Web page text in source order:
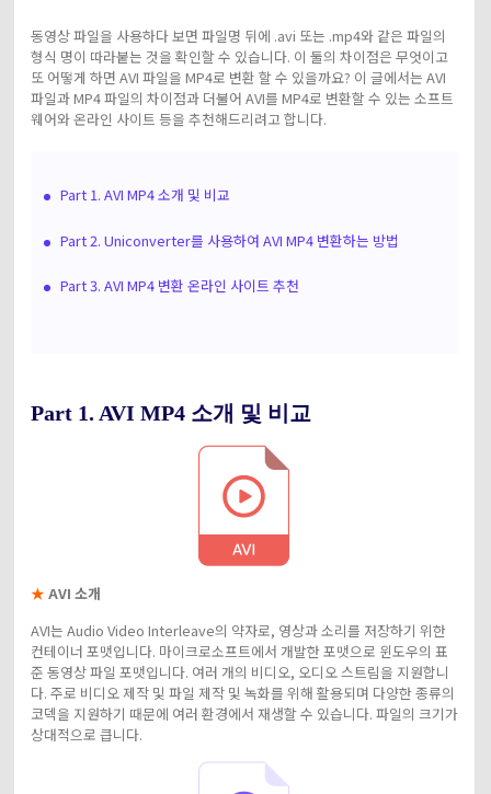
소셜 미디어 사용자
크리에이티브 디자인
더 많은 솔루션 알아보기
UniConverter 각 버전의 최신 업데이트 정보를 알아보세요.
동영상 파일을 사용하다 보면 파일명 뒤에 .avi 또는 .mp4와 같은 파일의
형식 명이 따라붙는 것을 확인할 수 있습니다. 이 둘의 차이점은 무엇이고
또 어떻게 하면 AVI 파일을 MP4로 변환 할 수 있을까요? 이 글에서는 AVI
파일과 MP4 파일의 차이점과 더불어 AVI를 MP4로 변환할 수 있는 소프트
웨어와 온라인 사이트 등을 추천해드리려고 합니다.
Part 1. AVI MP4 소개 및 비교
Part 2. Uniconverter를 사용하여 AVI MP4 변환하는 방법
Part 3. AVI MP4 변환 온라인 사이트 추천
Part 1. AVI MP4 소개 및 비교
★ AVI 소개
AVI는 Audio Video Interleave의 약자로, 영상과 소리를 저장하기 위한
컨테이너 포맷입니다. 마이크로소프트에서 개발한 포맷으로 윈도우의 표
준 동영상 파일 포맷입니다. 여러 개의 비디오, 오디오 스트림을 지원합니
다. 주로 비디오 제작 및 파일 제작 및 녹화를 위해 활용되며 다양한 종류의
코덱을 지원하기 때문에 여러 환경에서 재생할 수 있습니다. 파일의 크기가
상대적으로 큽니다.